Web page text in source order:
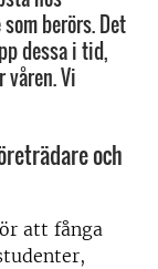
berörs. Det
dessa i tid,
våren. Vi
och
att fånga